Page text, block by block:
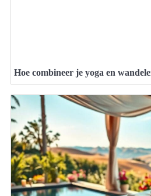
Hoe combineer je yoga en